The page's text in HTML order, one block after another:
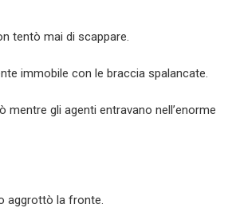
tentò mai di scappare.
immobile con le braccia spalancate.
mentre gli agenti entravano nell’enorme
aggrottò la fronte.